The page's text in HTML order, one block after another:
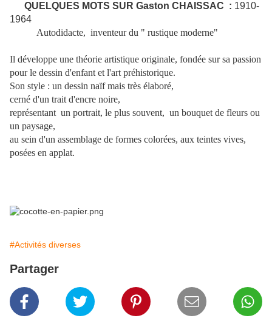
QUELQUES MOTS SUR Gaston CHAISSAC : 1910-
1964
Autodidacte, inventeur du " rustique moderne"
Il développe une théorie artistique originale, fondée sur sa passion
pour le dessin d'enfant et l'art préhistorique.
Son style : un dessin naïf mais très élaboré,
cerné d'un trait d'encre noire,
représentant un portrait, le plus souvent, un bouquet de fleurs ou
un paysage,
au sein d'un assemblage de formes colorées, aux teintes vives,
posées en applat.
#Activités diverses
Partager